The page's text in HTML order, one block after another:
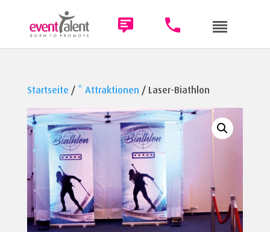
Startseite / * Attraktionen / Laser-Biathlon